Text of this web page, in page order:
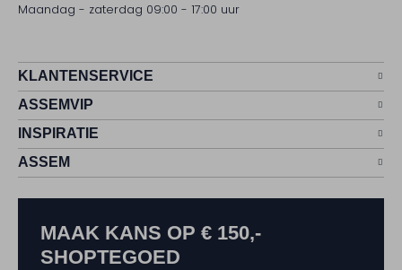
Maandag - zaterdag 09:00 - 17:00 uur
KLANTENSERVICE
ASSEMVIP
INSPIRATIE
ASSEM
MAAK KANS OP € 150,-
SHOPTEGOED